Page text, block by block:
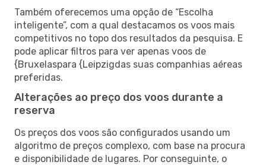
Também oferecemos uma opção de “Escolha
inteligente”, com a qual destacamos os voos mais
competitivos no topo dos resultados da pesquisa. E
pode aplicar filtros para ver apenas voos de
{Bruxelaspara {Leipzigdas suas companhias aéreas
preferidas.
Alterações ao preço dos voos durante a
reserva
Os preços dos voos são configurados usando um
algoritmo de preços complexo, com base na procura
e disponibilidade de lugares. Por conseguinte, o